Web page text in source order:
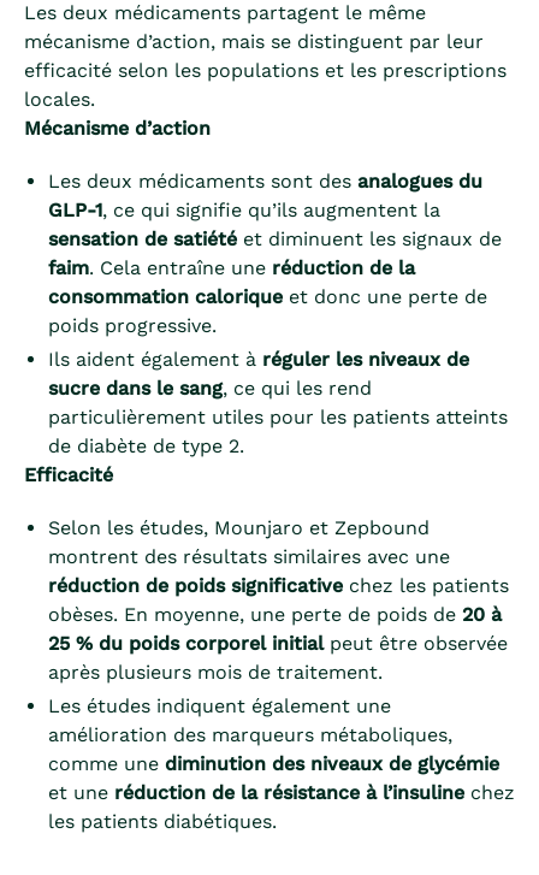
Les deux médicaments partagent le même
mécanisme d’action, mais se distinguent par leur
efficacité selon les populations et les prescriptions
locales.
Mécanisme d’action
Les deux médicaments sont des analogues du
GLP-1, ce qui signifie qu’ils augmentent la
sensation de satiété et diminuent les signaux de
faim. Cela entraîne une réduction de la
consommation calorique et donc une perte de
poids progressive.
Ils aident également à réguler les niveaux de
sucre dans le sang, ce qui les rend
particulièrement utiles pour les patients atteints
de diabète de type 2.
Efficacité
Selon les études, Mounjaro et Zepbound
montrent des résultats similaires avec une
réduction de poids significative chez les patients
obèses. En moyenne, une perte de poids de 20 à
25 % du poids corporel initialpeut être observée
après plusieurs mois de traitement.
Les études indiquent également une
amélioration des marqueurs métaboliques,
comme une diminution des niveaux de glycémie
et une réduction de la résistance à l’insuline chez
les patients diabétiques.